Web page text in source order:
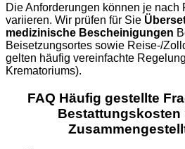
Die Anforderungen können je nach
variieren. Wir prüfen für Sie
medizinische Bescheinigungen
Beisetzungsortes sowie Reise-/
gelten häufig vereinfachte
Krematoriums).
FAQ Häufig gestellte
Bestattungskosten